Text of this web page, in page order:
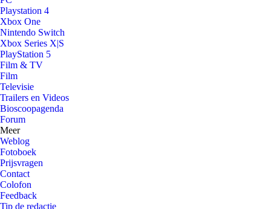
Playstation 4
Xbox One
Nintendo Switch
Xbox Series X|S
PlayStation 5
Film & TV
Film
Televisie
Trailers en Videos
Bioscoopagenda
Forum
Meer
Weblog
Fotoboek
Prijsvragen
Contact
Colofon
Feedback
Tip de redactie